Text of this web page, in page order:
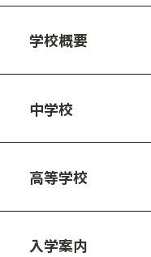
学校概要
中学校
高等学校
入学案内